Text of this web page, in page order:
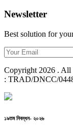
Newsletter
Best solution for
Copyright 2026 . All
: TRAD/DNCC/
১৯তম নিবন্ধন- ২০২৬